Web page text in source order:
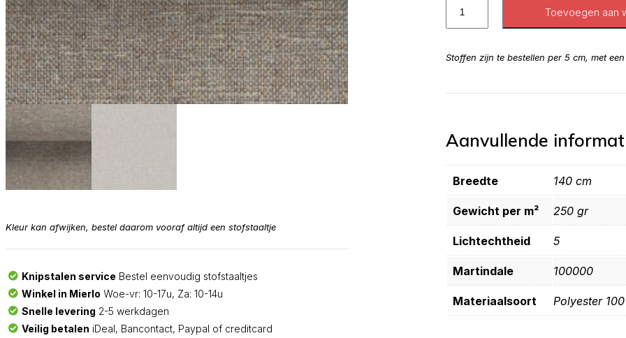
Kleur kan afwijken, bestel daarom vooraf altijd een stofstaaltje
Knipstalen service Bestel eenvoudig stofstaaltjes
Winkel in Mierlo Woe-vr: 10-17u, Za: 10-14u
Snelle levering 2-5 werkdagen
Veilig betalen iDeal, Bancontact, Paypal of creditcard
Toevoegen aan
Stoffen zijn te bestellen per 5 cm, met
Aanvullende
Breedte 140 cm
Gewicht per m² 250 gr
Lichtechtheid 5
Martindale 100000
Materiaalsoort Polyester